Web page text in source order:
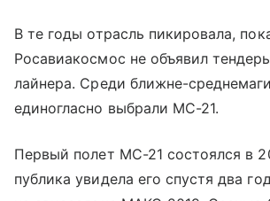
В те годы отрасль пикировала,
Росавиакосмос не объявил
лайнера. Среди ближне-
единогласно выбрали МС-21.
Первый полет МС-21 состоялся в
публика увидела его спустя два